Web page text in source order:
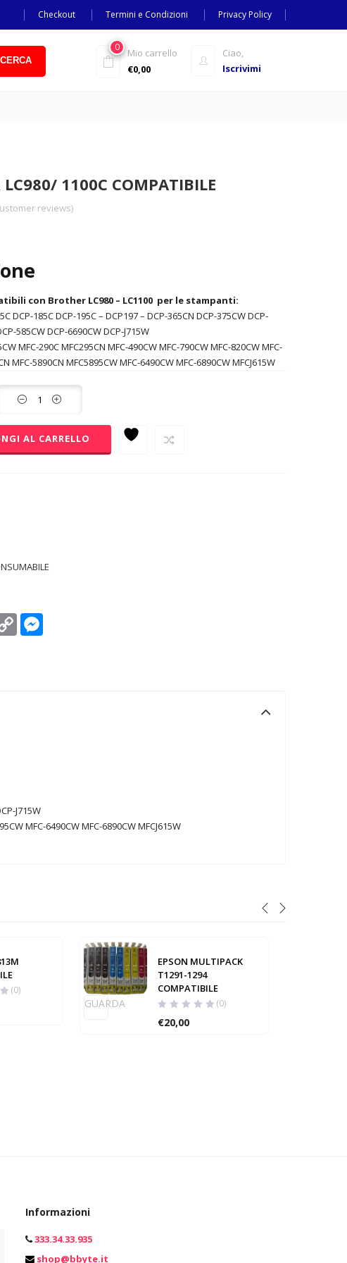
Checkout Termini e Condizioni Privacy Policy
CERCA
Ciao,
Iscrivimi
0
Mio carrello
€0,00
LC980/ 1100C COMPATIBILE
reviews)
con Brother LC980 – LC1100 per le stampanti:
DCP-185C DCP-195C – DCP197 – DCP-365CN DCP-375CW DCP-
585CW DCP-6690CW DCP-J715W
MFC-290C MFC295CN MFC-490CW MFC-790CW MFC-820CW MFC-
MFC-5890CN MFC5895CW MFC-6490CW MFC-6890CW MFCJ615W
AL CARRELLO
Copy
Link
J715W
MFC-6490CW MFC-6890CW MFCJ615W
(0)
GUARDA
EPSON MULTIPACK
T1291-1294
COMPATIBILE
(0)
€20,00
Informazioni
333.34.33.935
shop@bbyte.it